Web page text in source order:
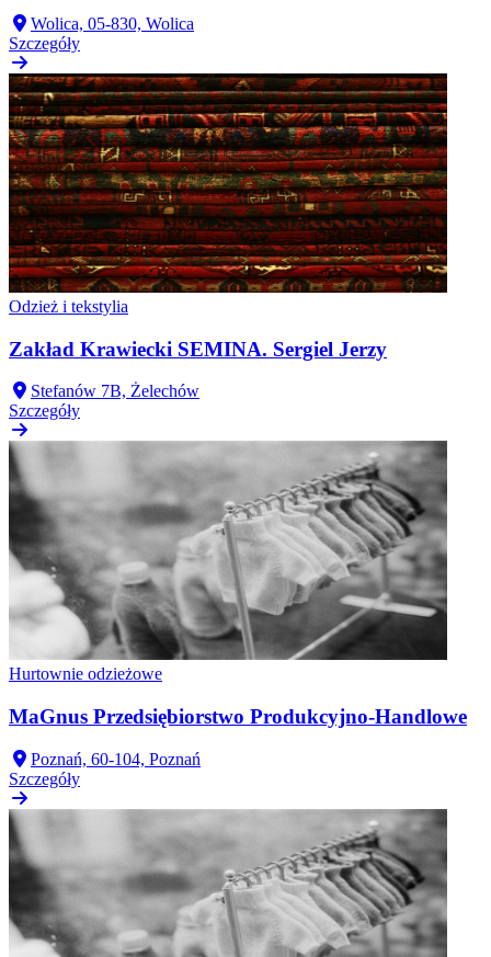
Wolica, 05-830, Wolica
Szczegóły
Odzież i tekstylia
Zakład Krawiecki SEMINA. Sergiel Jerzy
Stefanów 7B, Żelechów
Szczegóły
Hurtownie odzieżowe
MaGnus Przedsiębiorstwo Produkcyjno-Handlowe
Poznań, 60-104, Poznań
Szczegóły